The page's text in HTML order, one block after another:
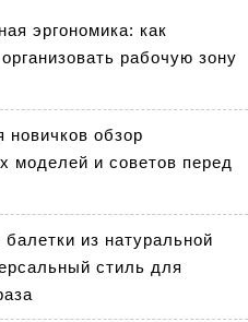
эргономика: как
рабочую зону
новичков обзор
моделей и советов перед
из натуральной
стиль для